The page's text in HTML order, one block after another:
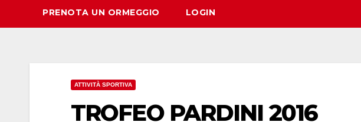
PRENOTA UN ORMEGGIO LOGIN
ATTIVITÀ SPORTIVA
TROFEO PARDINI 2016